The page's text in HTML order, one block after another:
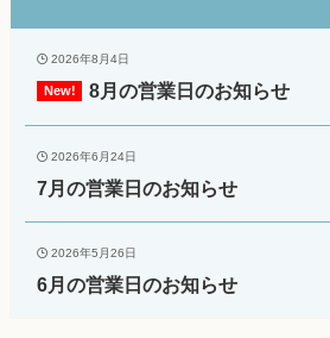
2026年8月4日
8月の営業日のお知らせ
2026年6月24日
7月の営業日のお知らせ
2026年5月26日
6月の営業日のお知らせ